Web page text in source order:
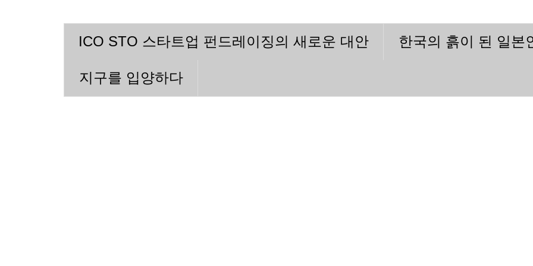
ICO STO 스타트업 펀드레이징의 새로운 대안 한국의 흙이 된 일본
지구를 입양하다